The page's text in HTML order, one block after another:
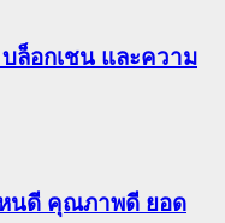
ล็อกเชน และความ
นดี คุณภาพดี ยอด